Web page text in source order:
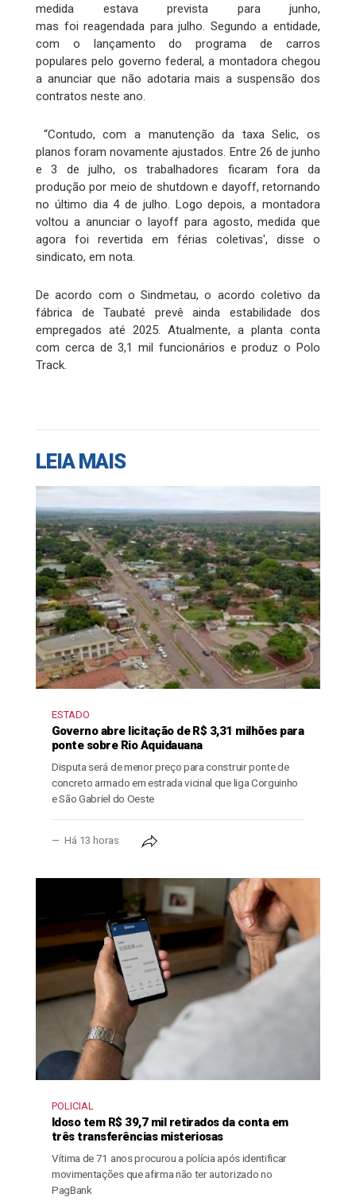
medida estava prevista para junho,
mas foi reagendada para julho. Segundo a entidade,
com o lançamento do programa de carros
populares pelo governo federal, a montadora chegou
a anunciar que não adotaria mais a suspensão dos
contratos neste ano.
“Contudo, com a manutenção da taxa Selic, os
planos foram novamente ajustados. Entre 26 de junho
e 3 de julho, os trabalhadores ficaram fora da
produção por meio de shutdown e dayoff, retornando
no último dia 4 de julho. Logo depois, a montadora
voltou a anunciar o layoff para agosto, medida que
agora foi revertida em férias coletivas', disse o
sindicato, em nota.
De acordo com o Sindmetau, o acordo coletivo da
fábrica de Taubaté prevê ainda estabilidade dos
empregados até 2025. Atualmente, a planta conta
com cerca de 3,1 mil funcionários e produz o Polo
Track.
LEIA MAIS
ESTADO
Governo abre licitação de R$ 3,31 milhões para
ponte sobre Rio Aquidauana
Disputa será de menor preço para construir ponte de
concreto armado em estrada vicinal que liga Corguinho
e São Gabriel do Oeste
Há 13 horas
POLICIAL
Idoso tem R$ 39,7 mil retirados da conta em
três transferências misteriosas
Vítima de 71 anos procurou a polícia após identificar
movimentações que afirma não ter autorizado no
PagBank